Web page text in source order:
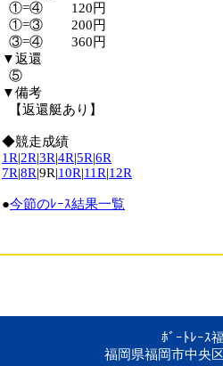
①=④ 120円
①=③ 200円
③=④ 360円
▼返還
⑤
▼備考
【返還艇あり】
◆競走成績
1R|2R|3R|4R|5R|6R
7R|8R|9R|10R|11R|12R
●今節のﾚｰｽ結果一覧
ﾎﾞｰﾄﾚｰｽ
福岡県福岡市中央